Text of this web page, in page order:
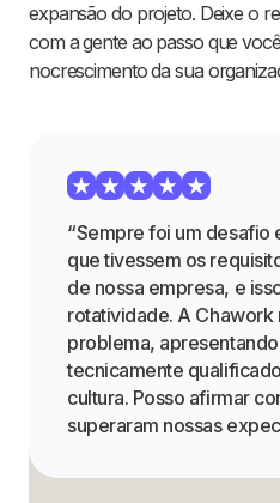
expansão do projeto. Deixe o
com a gente ao passo que
nocrescimento da sua
“Sempre foi um desafio
que tivessem os
de nossa empresa, e
rotatividade. A Chawork
problema,
tecnicamente
cultura. Posso afirmar
superaram nossas